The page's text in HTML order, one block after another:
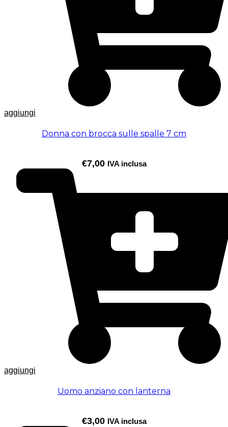
aggiungi
Donna con brocca sulle spalle 7 cm
€7,00 IVA inclusa
aggiungi
Uomo anziano con lanterna
€3,00 IVA inclusa